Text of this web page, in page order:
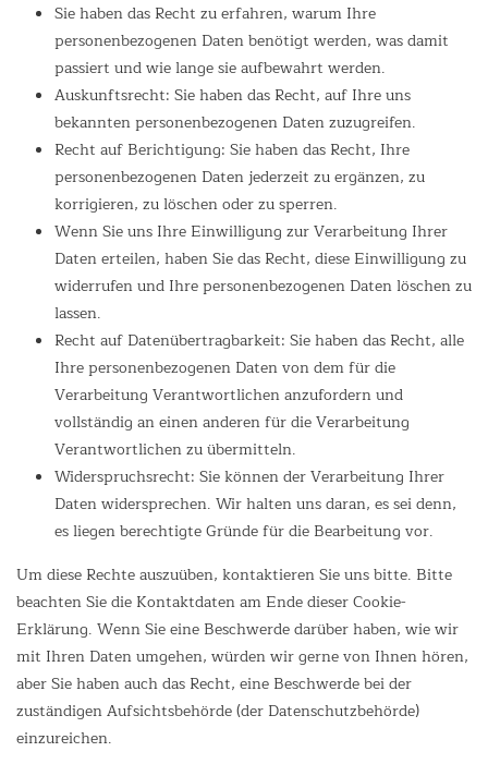
Sie haben das Recht zu erfahren, warum Ihre
personenbezogenen Daten benötigt werden, was damit
passiert und wie lange sie aufbewahrt werden.
Auskunftsrecht: Sie haben das Recht, auf Ihre uns
bekannten personenbezogenen Daten zuzugreifen.
Recht auf Berichtigung: Sie haben das Recht, Ihre
personenbezogenen Daten jederzeit zu ergänzen, zu
korrigieren, zu löschen oder zu sperren.
Wenn Sie uns Ihre Einwilligung zur Verarbeitung Ihrer
Daten erteilen, haben Sie das Recht, diese Einwilligung zu
widerrufen und Ihre personenbezogenen Daten löschen zu
lassen.
Recht auf Datenübertragbarkeit: Sie haben das Recht, alle
Ihre personenbezogenen Daten von dem für die
Verarbeitung Verantwortlichen anzufordern und
vollständig an einen anderen für die Verarbeitung
Verantwortlichen zu übermitteln.
Widerspruchsrecht: Sie können der Verarbeitung Ihrer
Daten widersprechen. Wir halten uns daran, es sei denn,
es liegen berechtigte Gründe für die Bearbeitung vor.
Um diese Rechte auszuüben, kontaktieren Sie uns bitte. Bitte
beachten Sie die Kontaktdaten am Ende dieser Cookie-
Erklärung. Wenn Sie eine Beschwerde darüber haben, wie wir
mit Ihren Daten umgehen, würden wir gerne von Ihnen hören,
aber Sie haben auch das Recht, eine Beschwerde bei der
zuständigen Aufsichtsbehörde (der Datenschutzbehörde)
einzureichen.